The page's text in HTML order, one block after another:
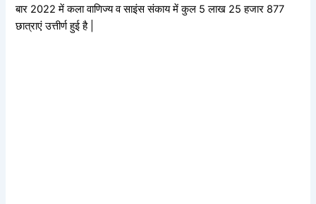
बार 2022 में कला वाणिज्य व साइंस संकाय में कुल 5 लाख 25 हजार 877
छात्राएं उत्तीर्ण हुई है |